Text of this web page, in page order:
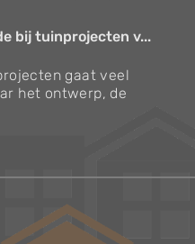
bij tuinprojecten v...
gaat veel
het ontwerp, de